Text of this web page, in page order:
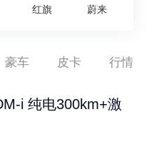
红旗 蔚来
豪车 皮卡 行情
i 纯电300km+激